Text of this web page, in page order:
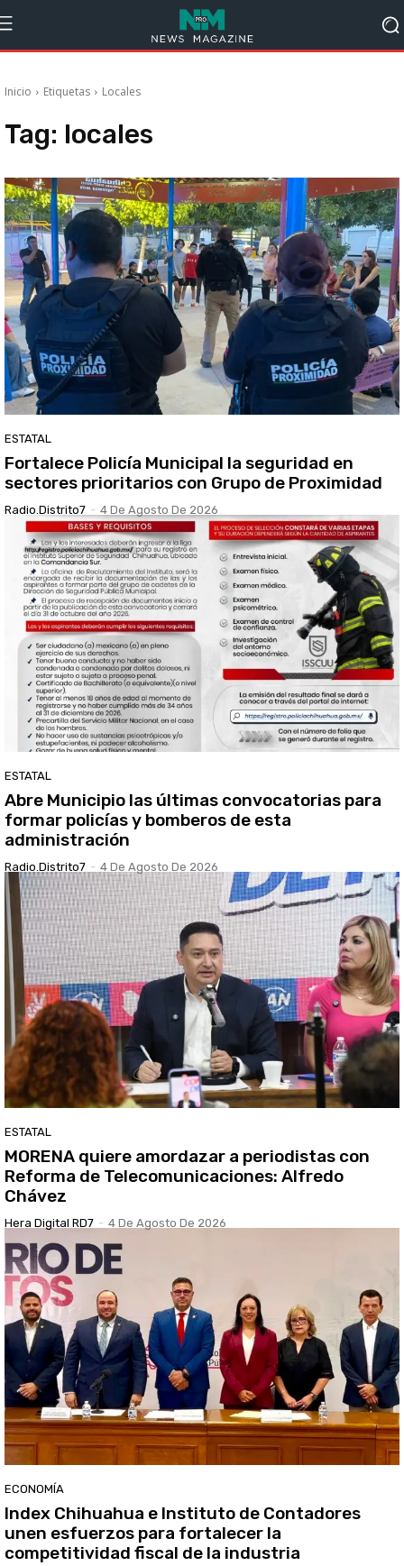
Inicio Etiquetas Locales
Tag: locales
ESTATAL
Fortalece Policía Municipal la seguridad en
sectores prioritarios con Grupo de Proximidad
Radio.distrito7 - 4 De Agosto De 2026
ESTATAL
Abre Municipio las últimas convocatorias para
formar policías y bomberos de esta
administración
Radio.distrito7 - 4 De Agosto De 2026
ESTATAL
MORENA quiere amordazar a periodistas con
Reforma de Telecomunicaciones: Alfredo
Chávez
Hera Digital RD7 - 4 De Agosto De 2026
ECONOMÍA
Index Chihuahua e Instituto de Contadores
unen esfuerzos para fortalecer la
competitividad fiscal de la industria